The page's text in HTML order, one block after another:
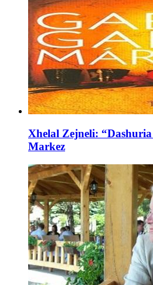
Xhelal Zejneli: “Dashuria
Markez